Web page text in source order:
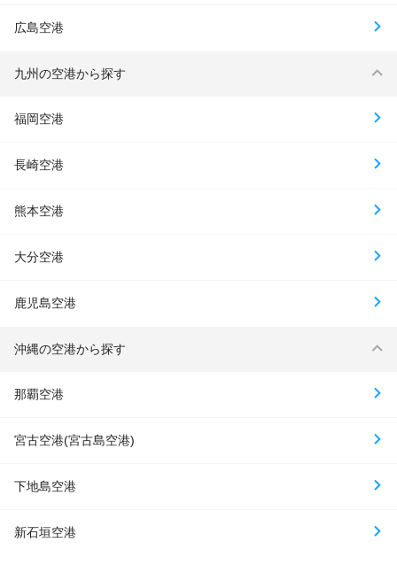
広島空港
九州の空港から探す
福岡空港
長崎空港
熊本空港
大分空港
鹿児島空港
沖縄の空港から探す
那覇空港
宮古空港(宮古島空港)
下地島空港
新石垣空港